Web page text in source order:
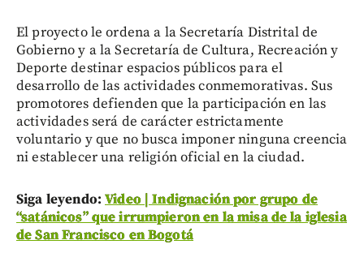
El proyecto le ordena a la Secretaría Distrital de
Gobierno y a la Secretaría de Cultura, Recreación y
Deporte destinar espacios públicos para el
desarrollo de las actividades conmemorativas. Sus
promotores defienden que la participación en las
actividades será de carácter estrictamente
voluntario y que no busca imponer ninguna creencia
ni establecer una religión oficial en la ciudad.
Siga leyendo:Video | Indignación por grupo de
“satánicos” que irrumpieron en la misa de la iglesia
de San Francisco en Bogotá